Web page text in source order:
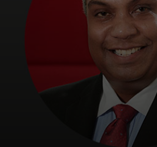
Para innovadores
Noticias y tendencias